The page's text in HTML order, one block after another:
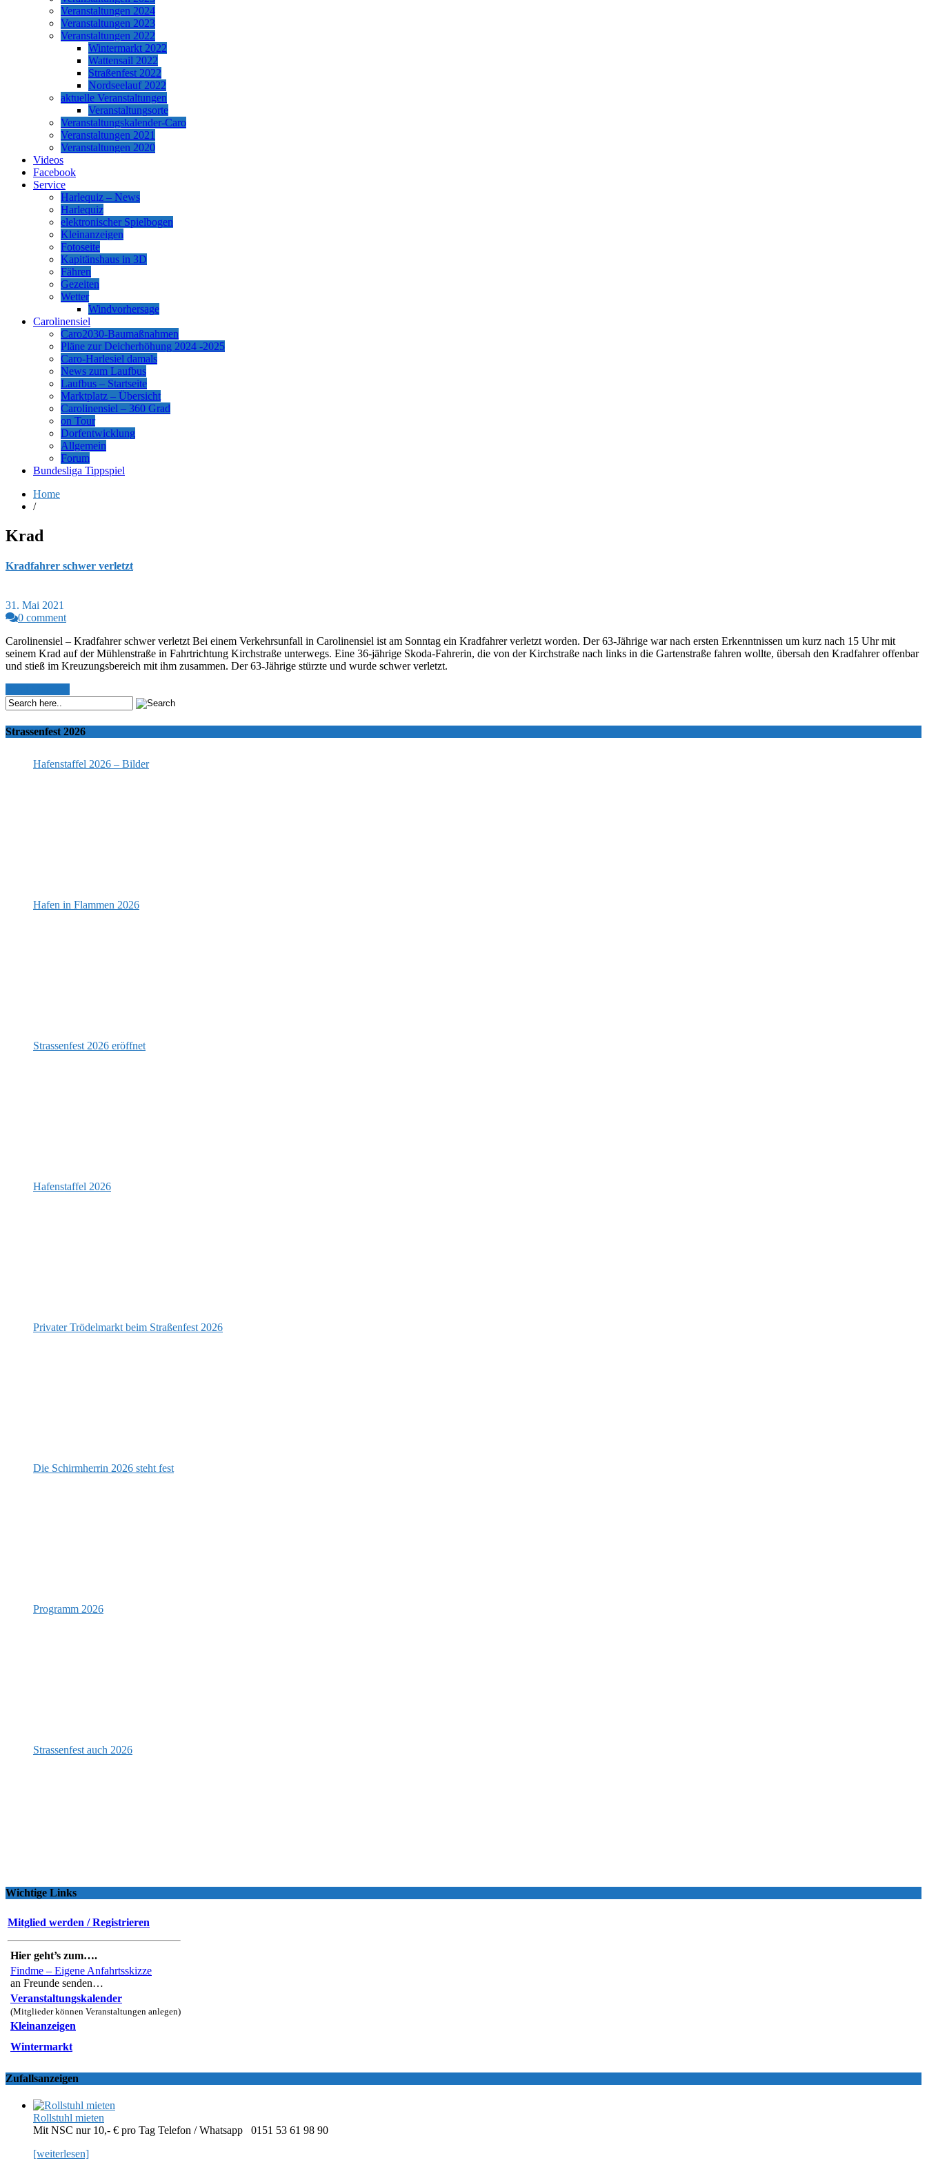
Veranstaltungen 2024
Veranstaltungen 2023
Veranstaltungen 2022
Wintermarkt 2022
Wattensail 2022
Straßenfest 2022
Nordseelauf 2022
aktuelle Veranstaltungen
Veranstaltungsorte
Veranstaltungskalender-Caro
Veranstaltungen 2021
Veranstaltungen 2020
Videos
Facebook
Service
Harlequiz – News
Harlequiz
elektronischer Spielbogen
Kleinanzeigen
Fotoseite
Kapitänshaus in 3D
Fähren
Gezeiten
Wetter
Windvorhersage
Carolinensiel
Caro2030-Baumaßnahmen
Pläne zur Deicherhöhung 2024 -2025
Caro-Harlesiel damals
News zum Laufbus
Laufbus – Startseite
Marktplatz – Übersicht
Carolinensiel – 360 Grad
on Tour
Dorfentwicklung
Allgemein
Forum
Bundesliga Tippspiel
Home
/
Krad
Kradfahrer schwer verletzt
31. Mai 2021
0 comment
Carolinensiel – Kradfahrer schwer verletzt Bei einem Verkehrsunfall in Carolinensiel ist am Sonntag ein Kradfahrer verletzt worden. Der 63-Jährige war nach ersten Erkenntnissen um kurz nach 15 Uhr mit
seinem Krad auf der Mühlenstraße in Fahrtrichtung Kirchstraße unterwegs. Eine 36-jährige Skoda-Fahrerin, die von der Kirchstraße nach links in die Gartenstraße fahren wollte, übersah den Kradfahrer offenbar
und stieß im Kreuzungsbereich mit ihm zusammen. Der 63-Jährige stürzte und wurde schwer verletzt.
Strassenfest 2026
Hafenstaffel 2026 – Bilder
Hafen in Flammen 2026
Strassenfest 2026 eröffnet
Hafenstaffel 2026
Privater Trödelmarkt beim Straßenfest 2026
Die Schirmherrin 2026 steht fest
Programm 2026
Strassenfest auch 2026
Wichtige Links
Mitglied werden / Registrieren
Hier geht’s zum….
Findme – Eigene Anfahrtsskizze
an Freunde senden…
Veranstaltungskalender
(Mitglieder können Veranstaltungen anlegen)
Kleinanzeigen
Wintermarkt
Zufallsanzeigen
Rollstuhl mieten
Mit NSC nur 10,- € pro Tag Telefon / Whatsapp 0151 53 61 98 90
[weiterlesen]